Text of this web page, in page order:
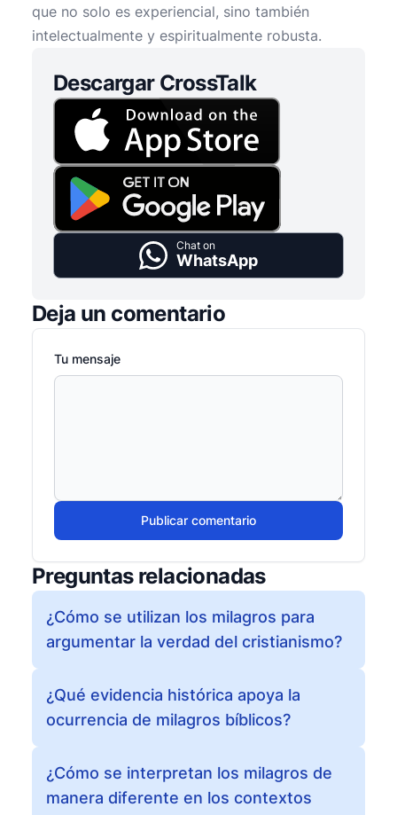
que no solo es experiencial, sino también
intelectualmente y espiritualmente robusta.
Descargar CrossTalk
Chat on
WhatsApp
Deja un comentario
Tu mensaje
Publicar comentario
Preguntas relacionadas
¿Cómo se utilizan los milagros para
argumentar la verdad del cristianismo?
¿Qué evidencia histórica apoya la
ocurrencia de milagros bíblicos?
¿Cómo se interpretan los milagros de
manera diferente en los contextos